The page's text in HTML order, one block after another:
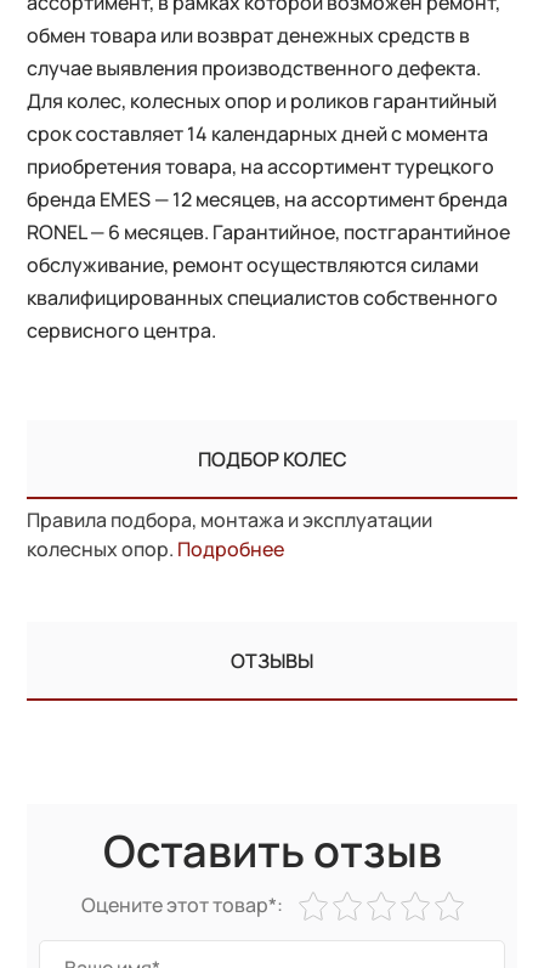
обмен товара или возврат денежных средств в
случае выявления производственного дефекта.
Для колес, колесных опор и роликов гарантийный
срок составляет 14 календарных дней с момента
приобретения товара, на ассортимент турецкого
бренда EMES — 12 месяцев, на ассортимент бренда
RONEL — 6 месяцев. Гарантийное, постгарантийное
обслуживание, ремонт осуществляются силами
квалифицированных специалистов собственного
сервисного центра.
ПОДБОР КОЛЕС
Правила подбора, монтажа и эксплуатации
колесных опор. Подробнее
ОТЗЫВЫ
Оставить отзыв
Оцените этот товар*: